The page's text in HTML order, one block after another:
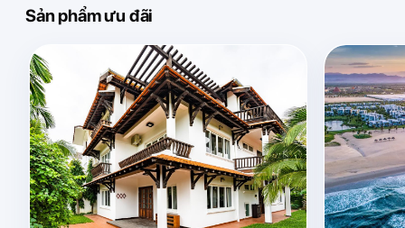
Sản phẩm ưu đãi